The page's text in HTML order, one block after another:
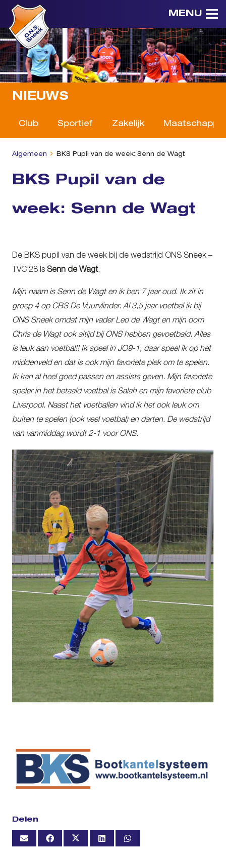
MENU
NIEUWS
Club Sportief Zakelijk
Algemeen BKS Pupil van de week: Senn de Wagt
BKS Pupil van de
week: Senn de Wagt
De BKS pupil van de week bij de wedstrijd ONS Sneek –
TVC’28 is Senn de Wagt.
Mijn naam is Senn de Wagt en ik ben 7 jaar oud. Ik zit in
groep 4 op CBS De Vuurvlinder. Al 3,5 jaar voetbal ik bij
ONS Sneek omdat mijn vader Leo de Wagt en mijn oom
Chris de Wagt ook altijd bij ONS hebben gevoetbald. Alles
is leuk aan voetbal!! Ik speel in JO9-1, daar speel ik op het
middenveld en dat is ook mijn favoriete plek om te spelen.
Ik kan al heel goed passen en assists geven. Mijn favoriete
speler in het betaald voetbal is Salah en mijn favoriete club
Liverpool. Naast het voetballen vind ik het ook leuk om
buiten te spelen (ook veel voetbal) en darten. De wedstrijd
van vanmiddag wordt 2-1 voor ONS.
Delen